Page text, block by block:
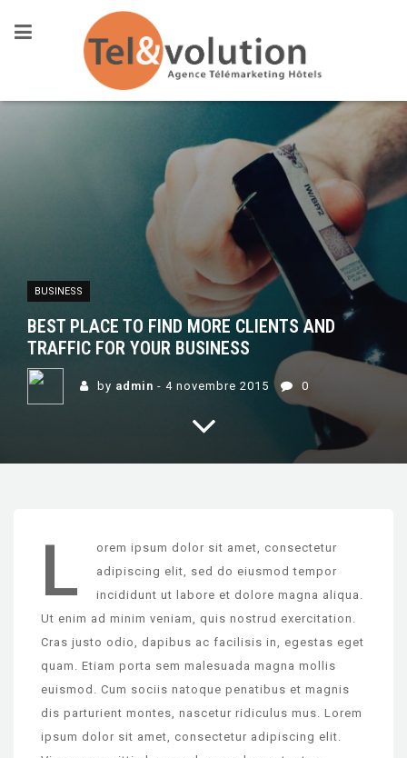
Warning : Illegal string offset 'header_skin' in
content/themes/javo-spot/library/enqueue.phpon line
BUSINESS
BEST PLACE TO FIND MORE CLIENTS AND
TRAFFIC FOR YOUR BUSINESS
by admin - 4 novembre 2015 0
L
orem ipsum dolor sit amet, consectetur
adipiscing elit, sed do eiusmod tempor
incididunt ut labore et dolore magna aliqua.
Ut enim ad minim veniam, quis nostrud exercitation.
Cras justo odio, dapibus ac facilisis in, egestas eget
quam. Etiam porta sem malesuada magna mollis
euismod. Cum sociis natoque penatibus et magnis
dis parturient montes, nascetur ridiculus mus. Lorem
ipsum dolor sit amet, consectetur adipiscing elit.